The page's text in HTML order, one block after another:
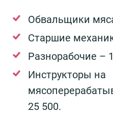
Обвальщики
Старшие
Разнорабочие –
Инструкторы на
25 500.